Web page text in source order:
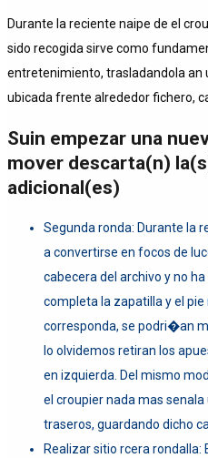
Durante la reciente naipe de el
sido recogida sirve como
entretenimiento, trasladandola an
ubicada frente alrededor fichero,
Suin empezar una
mover descarta(n)
adicional(es)
Segunda ronda: Durante la
a convertirse en focos de
cabecera del archivo y no
completa la zapatilla y el
corresponda, se podri�an
lo olvidemos retiran los
en izquierda. Del mismo
el croupier nada mas
traseros, guardando dicho
Realizar sitio rcera rondalla: